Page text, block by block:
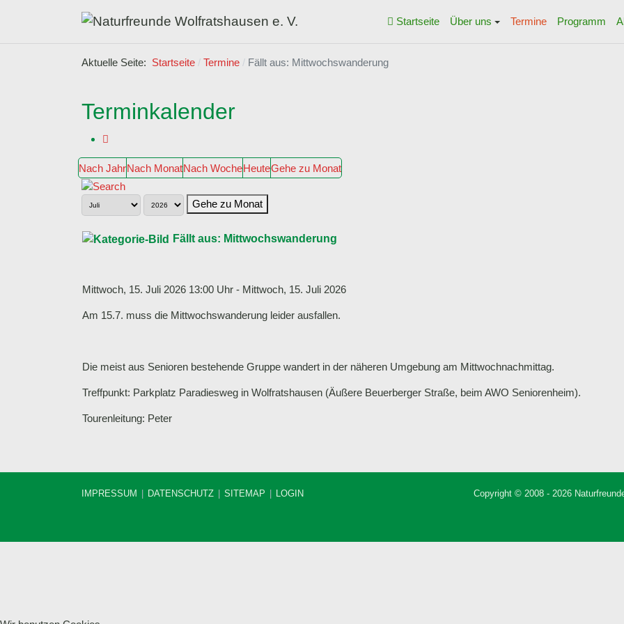
Startseite Über uns Termine Programm
Aktuelle Seite: Startseite Termine Fällt aus: Mittwochswanderung
Terminkalender
Nach JahrNach MonatNach WocheHeuteGehe zu Monat
Gehe zu Monat
Fällt aus: Mittwochswanderung
Mittwoch, 15. Juli 2026 13:00 Uhr - Mittwoch, 15. Juli 2026
Am 15.7. muss die Mittwochswanderung leider ausfallen.
Die meist aus Senioren bestehende Gruppe wandert in der näheren Umgebung am Mittwochnachmittag.
Treffpunkt: Parkplatz Paradiesweg in Wolfratshausen (Äußere Beuerberger Straße, beim AWO Seniorenheim).
Tourenleitung: Peter
IMPRESSUM DATENSCHUTZ SITEMAP LOGIN Copyright © 2008 - 2026